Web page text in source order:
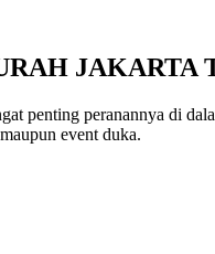
JAKARTA
penting peranannya di
event duka.